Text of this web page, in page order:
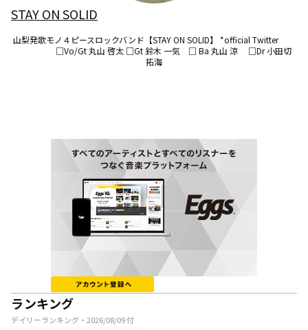
STAY ON SOLID
山梨発歌モノ４ピースロックバンド【STAY ON SOLID】 *official Twitter
□Vo/Gt 丸山 啓太 □Gt 鈴木 一気　□ Ba 丸山 涼 　□Dr 小田切
拓海
ランキング
デイリーランキング・ 2026/08/09付